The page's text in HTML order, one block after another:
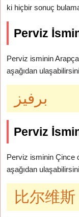
ki hiçbir sonuç
Perviz
Perviz isminin
aşağıdan
برفيز
Perviz
Perviz isminin Çince
aşağıdan
比尔维斯